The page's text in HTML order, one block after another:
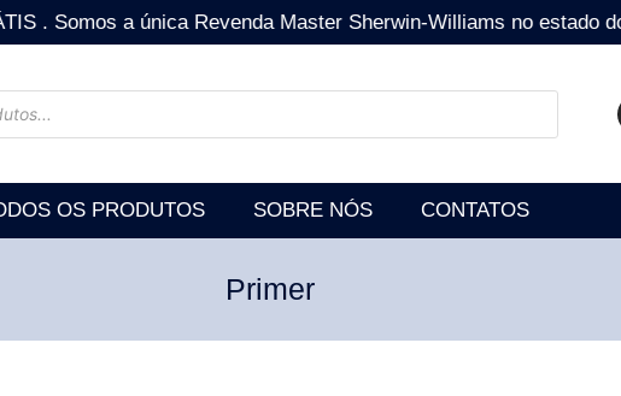
. Somos a única Revenda Master Sherwin-Williams no
OS PRODUTOS SOBRE NÓS CONTATOS
Primer